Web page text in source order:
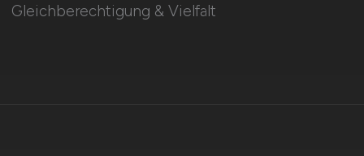
Gleichberechtigung & Vielfalt